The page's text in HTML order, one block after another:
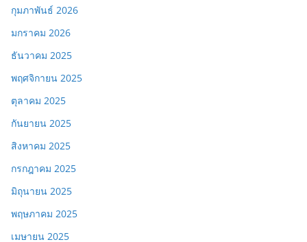
กุมภาพันธ์ 2026
มกราคม 2026
ธันวาคม 2025
พฤศจิกายน 2025
ตุลาคม 2025
กันยายน 2025
สิงหาคม 2025
กรกฎาคม 2025
มิถุนายน 2025
พฤษภาคม 2025
เมษายน 2025